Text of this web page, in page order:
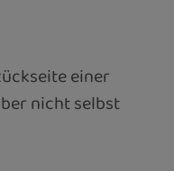
einer
nicht selbst